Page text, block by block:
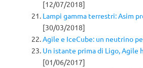
[12/07/2018]
Lampi gamma terrestri: Asim
[30/03/2018]
Agile e IceCube: un neutrino
Un istante prima di Ligo, Agile
[01/06/2017]